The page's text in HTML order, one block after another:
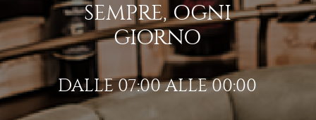
SEMPRE, OGNI
GIORNO
DALLE 07:00 ALLE 00:00